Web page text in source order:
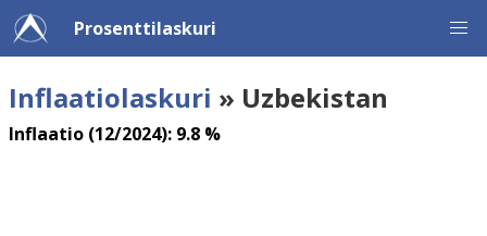
Prosenttilaskuri
Inflaatiolaskuri » Uzbekistan
Inflaatio (12/2024): 9.8 %